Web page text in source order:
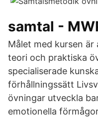
samtal -
Målet med kursen
teori och praktiska
specialiserade
förhållningssätt
övningar utveckla
emotionella